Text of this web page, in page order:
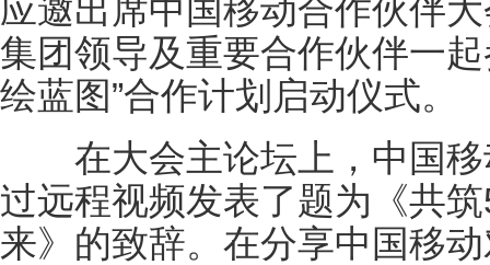
应邀出席中国移动合作伙伴
集团领导及重要合作伙伴一
绘蓝图”合作计划启动仪式。
在大会主论坛上，中国移
过远程视频发表了题为《共
来》的致辞。在分享中国移